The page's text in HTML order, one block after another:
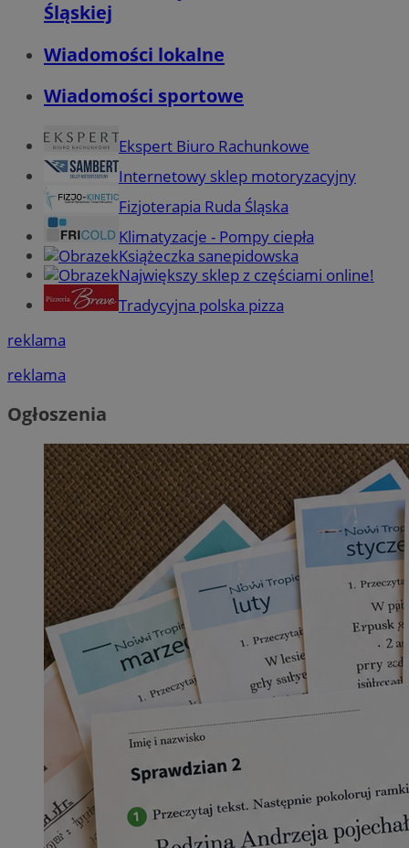
Śląskiej
Wiadomości lokalne
Wiadomości sportowe
Ekspert Biuro Rachunkowe
Internetowy sklep motoryzacyjny
Fizjoterapia Ruda Śląska
Klimatyzacje - Pompy ciepła
Książeczka sanepidowska
Największy sklep z częściami online!
Tradycyjna polska pizza
reklama
reklama
Ogłoszenia